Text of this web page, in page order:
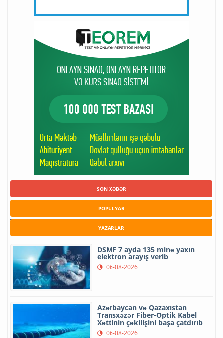
SON XƏBƏR
POPULYAR
YAZARLAR
DSMF 7 ayda 135 minə yaxın
elektron arayış verib
06-08-2026
Azərbaycan və Qazaxıstan
Transxəzər Fiber-Optik Kabel
Xəttinin çəkilişini başa çatdırıb
06-08-2026